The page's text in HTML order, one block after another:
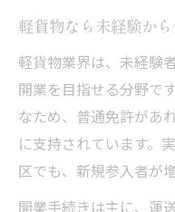
個人開業が可能な
軽貨物事業ス
軽貨物で個
ト
軽貨物運送
軽貨物なら未経験か
軽貨物業界は、未経験
開業を目指せる分野で
なため、普通免許があ
に支持されています。
区でも、新規参入者が
開業手続きは主に、運